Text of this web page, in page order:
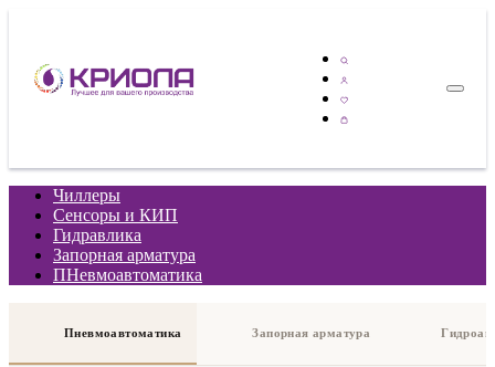
Чиллеры
Сенсоры и КИП
Гидравлика
Запорная арматура
ПНевмоавтоматика
Пневмоавтоматика Запорная арматура